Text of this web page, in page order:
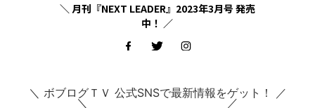
＼ 月刊『NEXT LEADER』2023年3月号 発売
中！ ／
＼ ボブログＴＶ 公式SNSで最新情報をゲット！ ／